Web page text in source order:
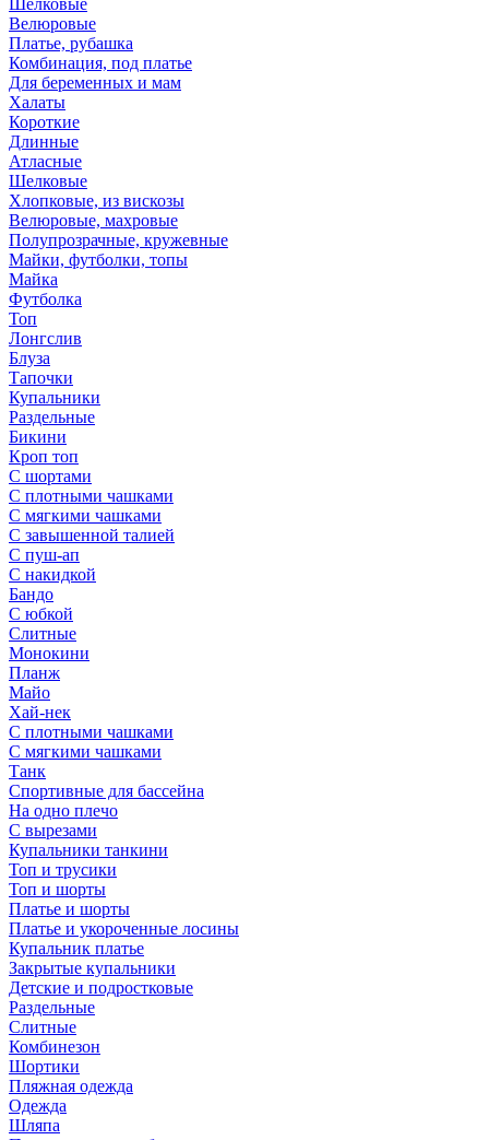
Велюровые
Платье, рубашка
Комбинация, под платье
Для беременных и мам
Халаты
Короткие
Длинные
Атласные
Шелковые
Хлопковые, из вискозы
Велюровые, махровые
Полупрозрачные, кружевные
Майки, футболки, топы
Майка
Футболка
Топ
Лонгслив
Блуза
Тапочки
Купальники
Раздельные
Бикини
Кроп топ
С шортами
С плотными чашками
С мягкими чашками
С завышенной талией
С пуш-ап
С накидкой
Бандо
С юбкой
Слитные
Монокини
Планж
Майо
Хай-нек
С плотными чашками
С мягкими чашками
Танк
Спортивные для бассейна
На одно плечо
С вырезами
Купальники танкини
Топ и трусики
Топ и шорты
Платье и шорты
Платье и укороченные лосины
Купальник платье
Закрытые купальники
Детские и подростковые
Раздельные
Слитные
Комбинезон
Шортики
Пляжная одежда
Одежда
Шляпа